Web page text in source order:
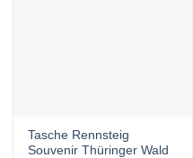
Tasche Rennsteig
Souvenir Thüringer Wald